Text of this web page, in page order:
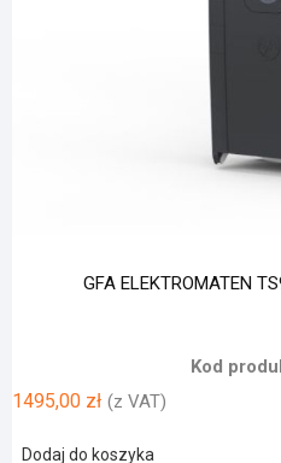
GFA ELEKTROMATEN
Kod
1495,00 zł (z VAT)
Dodaj do koszyka